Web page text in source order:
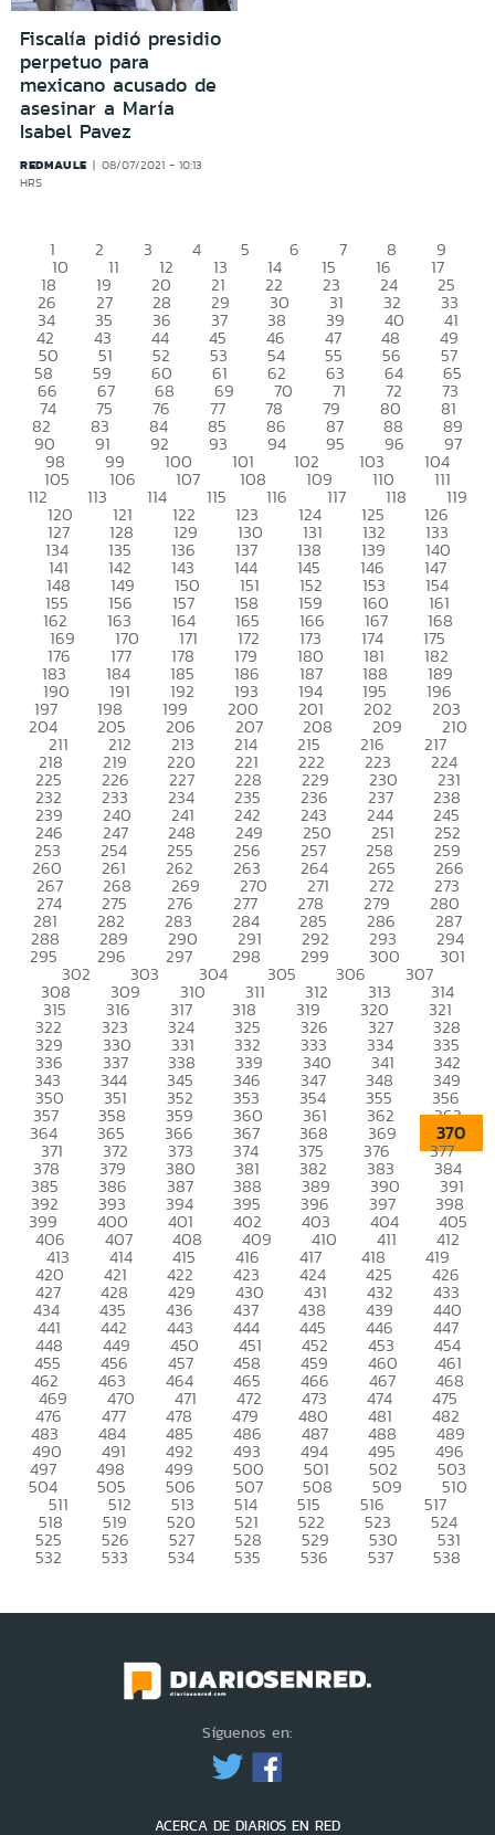
Fiscalía pidió presidio
perpetuo para
mexicano acusado de
asesinar a María
Isabel Pavez
REDMAULE
08/07/2021 - 10:13
HRS
1 2 3 4 5 6 7 8 9
10 11 12 13 14 15 16 17
18 19 20 21 22 23 24 25
26 27 28 29 30 31 32 33
34 35 36 37 38 39 40 41
42 43 44 45 46 47 48 49
50 51 52 53 54 55 56 57
58 59 60 61 62 63 64 65
66 67 68 69 70 71 72 73
74 75 76 77 78 79 80 81
82 83 84 85 86 87 88 89
90 91 92 93 94 95 96 97
98 99 100 101 102 103 104
105 106 107 108 109 110 111
112 113 114 115 116 117 118 119
120 121 122 123 124 125 126
127 128 129 130 131 132 133
134 135 136 137 138 139 140
141 142 143 144 145 146 147
148 149 150 151 152 153 154
155 156 157 158 159 160 161
162 163 164 165 166 167 168
169 170 171 172 173 174 175
176 177 178 179 180 181 182
183 184 185 186 187 188 189
190 191 192 193 194 195 196
197 198 199 200 201 202 203
204 205 206 207 208 209 210
211 212 213 214 215 216 217
218 219 220 221 222 223 224
225 226 227 228 229 230 231
232 233 234 235 236 237 238
239 240 241 242 243 244 245
246 247 248 249 250 251 252
253 254 255 256 257 258 259
260 261 262 263 264 265 266
267 268 269 270 271 272 273
274 275 276 277 278 279 280
281 282 283 284 285 286 287
288 289 290 291 292 293 294
295 296 297 298 299 300 301
302 303 304 305 306 307
308 309 310 311 312 313 314
315 316 317 318 319 320 321
322 323 324 325 326 327 328
329 330 331 332 333 334 335
336 337 338 339 340 341 342
343 344 345 346 347 348 349
350 351 352 353 354 355 356
357 358 359 360 361 362 363
364 365 366 367 368 369 370
371 372 373 374 375 376 377
378 379 380 381 382 383 384
385 386 387 388 389 390 391
392 393 394 395 396 397 398
399 400 401 402 403 404 405
406 407 408 409 410 411 412
413 414 415 416 417 418 419
420 421 422 423 424 425 426
427 428 429 430 431 432 433
434 435 436 437 438 439 440
441 442 443 444 445 446 447
448 449 450 451 452 453 454
455 456 457 458 459 460 461
462 463 464 465 466 467 468
469 470 471 472 473 474 475
476 477 478 479 480 481 482
483 484 485 486 487 488 489
490 491 492 493 494 495 496
497 498 499 500 501 502 503
504 505 506 507 508 509 510
511 512 513 514 515 516 517
518 519 520 521 522 523 524
525 526 527 528 529 530 531
532 533 534 535 536 537 538
Síguenos en:
ACERCA DE DIARIOS EN RED